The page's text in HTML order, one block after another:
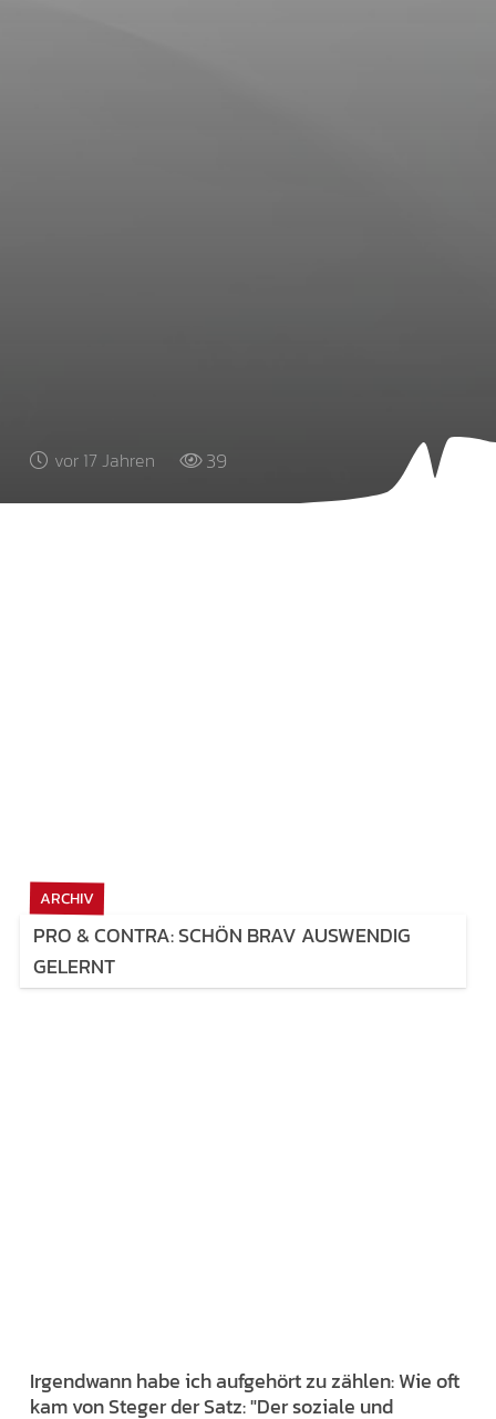
vor 17 Jahren 39
ARCHIV
PRO & CONTRA: SCHÖN BRAV AUSWENDIG
GELERNT
Irgendwann habe ich aufgehört zu zählen: Wie oft
kam von Steger der Satz: "Der soziale und